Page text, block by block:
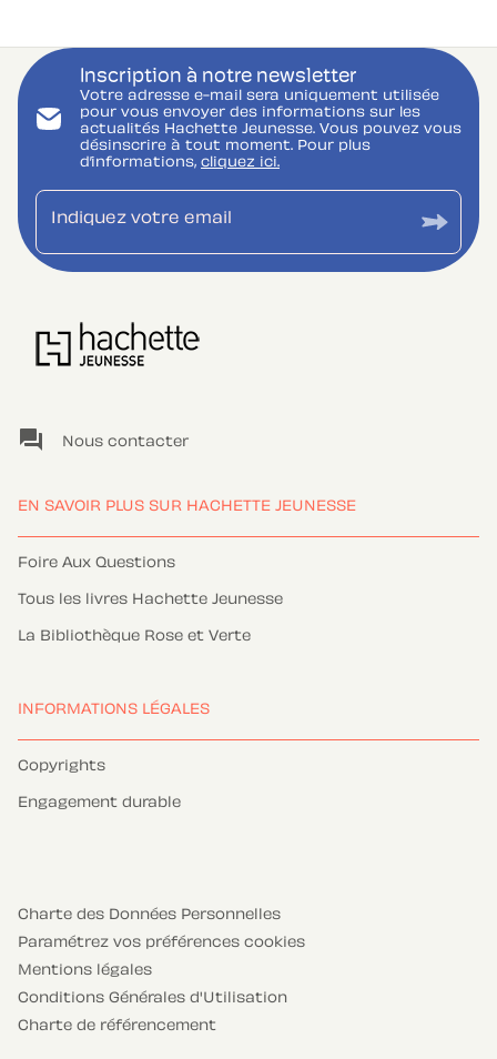
Inscription à notre newsletter
Votre adresse e-mail sera uniquement utilisée
pour vous envoyer des informations sur les
actualités Hachette Jeunesse. Vous pouvez vous
désinscrire à tout moment. Pour plus
d’informations, cliquez ici.
Indiquez votre email
question_answer Nous contacter
EN SAVOIR PLUS SUR HACHETTE JEUNESSE
Foire Aux Questions
Tous les livres Hachette Jeunesse
La Bibliothèque Rose et Verte
INFORMATIONS LÉGALES
Copyrights
Engagement durable
Charte des Données Personnelles
Paramétrez vos préférences cookies
Mentions légales
Conditions Générales d'Utilisation
Charte de référencement